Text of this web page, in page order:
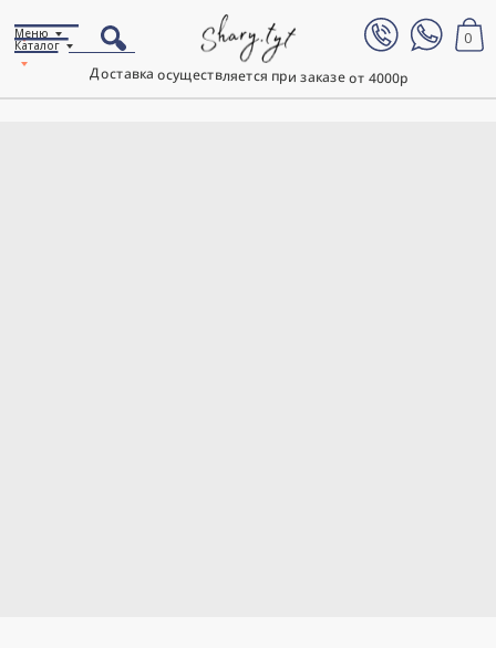
Доставка осуществляется при заказе от 4000р
0
Каталог
Меню